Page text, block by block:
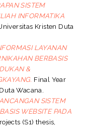
SISTEM
INFORMATIKA
Kristen Duta
LAYANAN
BERBASIS
&
Final Year
Wacana.
SISTEM
WEBSITE PADA
(S1) thesis,